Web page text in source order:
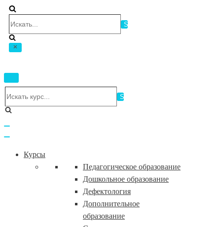
Показать/
Скрыть
навигацию
Скрыть
Курсы
Педагогическое образование
Дошкольное образование
Дефектология
Дополнительное
образование